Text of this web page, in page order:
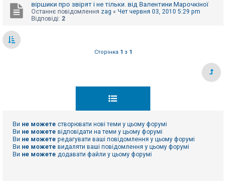
в
д
й
віршики про звірят і не тільки. від Валентини Марочкіної
Останнє повідомлення zag « Чет червня 03, 2010 5:29 pm
Відповіді: 2
Сторінка 1 з 1
Ви не можете створювати нові теми у цьому форумі
Ви не можете відповідати на теми у цьому форумі
Ви не можете редагувати ваші повідомлення у цьому форумі
Ви не можете видаляти ваші повідомлення у цьому форумі
Ви не можете додавати файли у цьому форумі